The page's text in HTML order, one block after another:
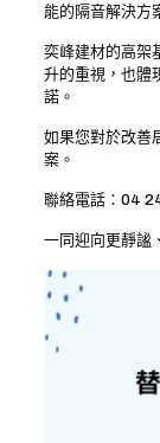
能的隔音解決方
奕峰建材的高架
升的重視，也體
諾。
如果您對於改善
案。
聯絡電話：04
一同迎向更靜謐